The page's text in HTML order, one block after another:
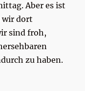
Aber es ist
wir dort
sind froh,
zu haben.